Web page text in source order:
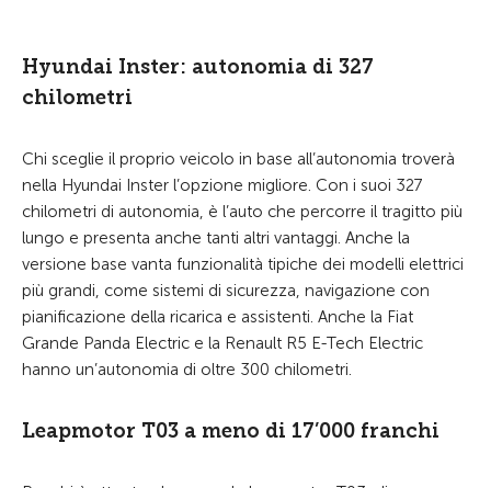
Hyundai Inster: autonomia di 327
chilometri
Chi sceglie il proprio veicolo in base all’autonomia troverà
nella Hyundai Inster l’opzione migliore. Con i suoi 327
chilometri di autonomia, è l’auto che percorre il tragitto più
lungo e presenta anche tanti altri vantaggi. Anche la
versione base vanta funzionalità tipiche dei modelli elettrici
più grandi, come sistemi di sicurezza, navigazione con
pianificazione della ricarica e assistenti. Anche la Fiat
Grande Panda Electric e la Renault R5 E-Tech Electric
hanno un’autonomia di oltre 300 chilometri.
Leapmotor T03 a meno di 17’000 franchi